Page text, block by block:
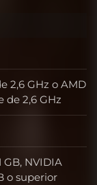
2,6 GHz o AMD
de 2,6 GHz
GB, NVIDIA
o superior